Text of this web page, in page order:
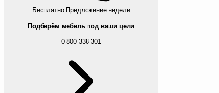
Бесплатно Предложение недели
Подберём мебель под ваши цели
0 800 338 301